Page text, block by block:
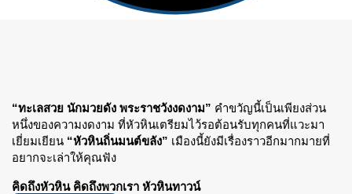
“ทะเลสวย นักมวยดัง พระราชวังงดงาม” คำขวัญนี้เป็นเพียงส่วน
หนึ่งของความงดงาม ที่หัวหินเตรียมไว้รอต้อนรับทุกคนที่แวะมา
เยี่ยมเยียน “หัวหินถิ่นมนต์ขลัง” เมืองนี้ยังมีเรื่องราวอีกมากมายที่
อยากจะเล่าให้คุณฟัง
คิดถึงหัวหิน คิดถึงพวกเรา หัวหินทาวน์